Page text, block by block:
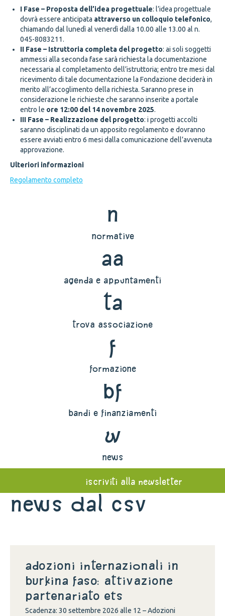
I Fase – Proposta dell’idea progettuale: l’idea progettuale
dovrà essere anticipata attraverso un colloquio telefonico,
chiamando dal lunedì al venerdì dalla 10.00 alle 13.00 al n.
045-8083211.
II Fase – Istruttoria completa del progetto: ai soli soggetti
ammessi alla seconda fase sarà richiesta la documentazione
necessaria al completamento dell’istruttoria; entro tre mesi dal
ricevimento di tale documentazione la Fondazione deciderà in
merito all’accoglimento della richiesta. Saranno prese in
considerazione le richieste che saranno inserite a portale
entro le ore 12:00 del 14 novembre 2025.
III Fase – Realizzazione del progetto: i progetti accolti
saranno disciplinati da un apposito regolamento e dovranno
essere avviati entro 6 mesi dalla comunicazione dell’avvenuta
approvazione.
Ulteriori informazioni
Regolamento completo
n
normative
aa
agenda e appuntamenti
ta
trova associazione
f
formazione
bf
bandi e finanziamenti
w
news
iscriviti alla newsletter
News dal Csv
Adozioni internazionali in
Burkina Faso: attivazione
partenariato ETS
Scadenza: 30 settembre 2026 alle 12 – Adozioni